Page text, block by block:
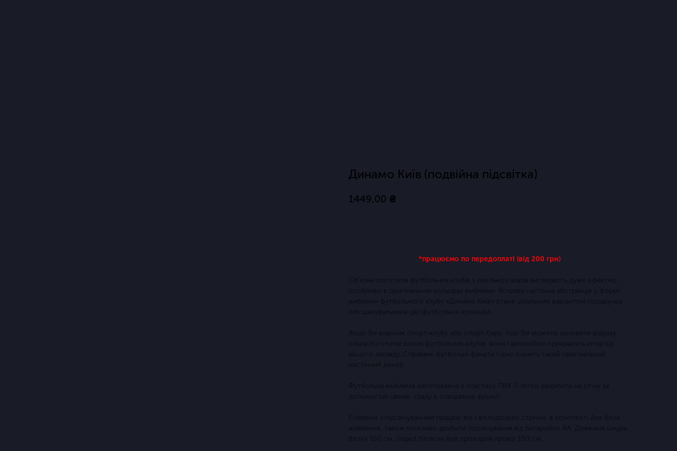
Динамо Київ (подвійна підсвітка)
1449,00 ₴
*працюємо по передоплаті (від 200 грн)
Об'ємні логотипи футбольних клубів з декількох шарів виглядають дуже ефектно,
особливо в оригінальних кольорах емблеми. Яскрава настінна абстракція у формі
емблеми футбольного клубу «Динамо Київ» стане ідеальним варіантом подарунка
для шанувальника цієї футбольної команди.
Якщо Ви власник спорт-клубу або спорт-бару, тоді Ви можете замовити відразу
кілька логотипів різних футбольних клубів, вони гармонійно прикрасять інтер'єр
вашого закладу. Справжні футбольні фанати гідно оцінять такий оригінальний
настінний декор.
Футбольна емблема виготовлена з пластику ПВХ. Її легко закріпити на стіну за
допомогою цвяхів, сзаду є спеціальне вушко!
Емблема з підсвічуванням працює від світлодіодної стрічки, в комплекті йде блок
живлення, також можливо зробити підсвічування від батарейок АА. Довжина шнура
блоку 150 см, перед блоком йде прозорий провід 100 см.